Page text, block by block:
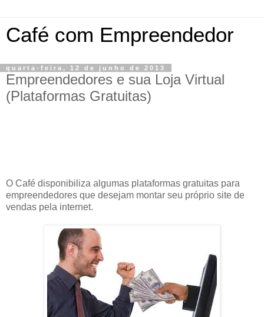
Café com Empreendedor
quarta-feira, 12 de junho de 2013
Empreendedores e sua Loja Virtual
(Plataformas Gratuitas)
O Café disponibiliza algumas plataformas gratuitas para
empreendedores que desejam montar seu próprio site de
vendas pela internet.